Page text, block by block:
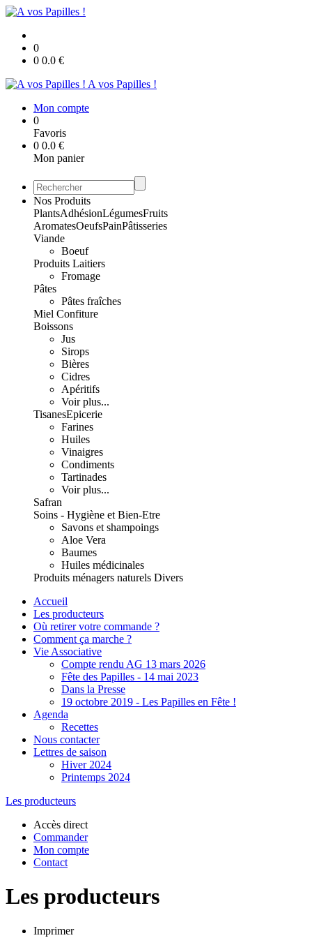
0
0 0.0 €
A vos Papilles !
Mon compte
0
Favoris
0 0.0 €
Mon panier
Nos Produits
PlantsAdhésionLégumesFruits
AromatesOeufsPainPâtisseries
Viande
Boeuf
Produits Laitiers
Fromage
Pâtes
Pâtes fraîches
Miel Confiture
Boissons
Jus
Sirops
Bières
Cidres
Apéritifs
Voir plus...
TisanesEpicerie
Farines
Huiles
Vinaigres
Condiments
Tartinades
Voir plus...
Safran
Soins - Hygiène et Bien-Etre
Savons et shampoings
Aloe Vera
Baumes
Huiles médicinales
Produits ménagers naturels Divers
Accueil
Les producteurs
Où retirer votre commande ?
Comment ça marche ?
Vie Associative
Compte rendu AG 13 mars 2026
Fête des Papilles - 14 mai 2023
Dans la Presse
19 octobre 2019 - Les Papilles en Fête !
Agenda
Recettes
Nous contacter
Lettres de saison
Hiver 2024
Printemps 2024
Les producteurs
Accès direct
Commander
Mon compte
Contact
Les producteurs
Imprimer